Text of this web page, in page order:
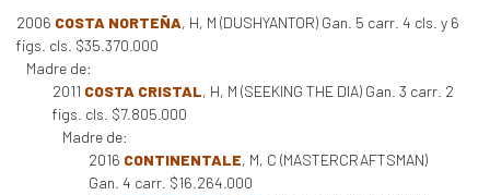
2006 COSTA NORTEÑA, H, M (DUSHYANTOR) Gan. 5 carr. 4 cls. y 6
figs. cls. $35.370.000
Madre de:
2011 COSTA CRISTAL, H, M (SEEKING THE DIA) Gan. 3 carr. 2
figs. cls. $7.805.000
Madre de:
2016 CONTINENTALE, M, C (MASTERCRAFTSMAN)
Gan. 4 carr. $16.264.000